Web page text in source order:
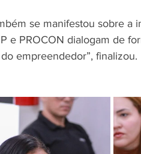
se manifestou sobre a
e PROCON dialogam de
empreendedor”, finalizou.